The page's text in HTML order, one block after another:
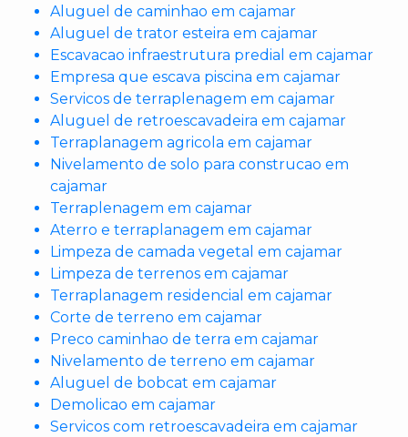
Aluguel de caminhao em cajamar
Aluguel de trator esteira em cajamar
Escavacao infraestrutura predial em cajamar
Empresa que escava piscina em cajamar
Servicos de terraplenagem em cajamar
Aluguel de retroescavadeira em cajamar
Terraplanagem agricola em cajamar
Nivelamento de solo para construcao em
cajamar
Terraplenagem em cajamar
Aterro e terraplanagem em cajamar
Limpeza de camada vegetal em cajamar
Limpeza de terrenos em cajamar
Terraplanagem residencial em cajamar
Corte de terreno em cajamar
Preco caminhao de terra em cajamar
Nivelamento de terreno em cajamar
Aluguel de bobcat em cajamar
Demolicao em cajamar
Servicos com retroescavadeira em cajamar